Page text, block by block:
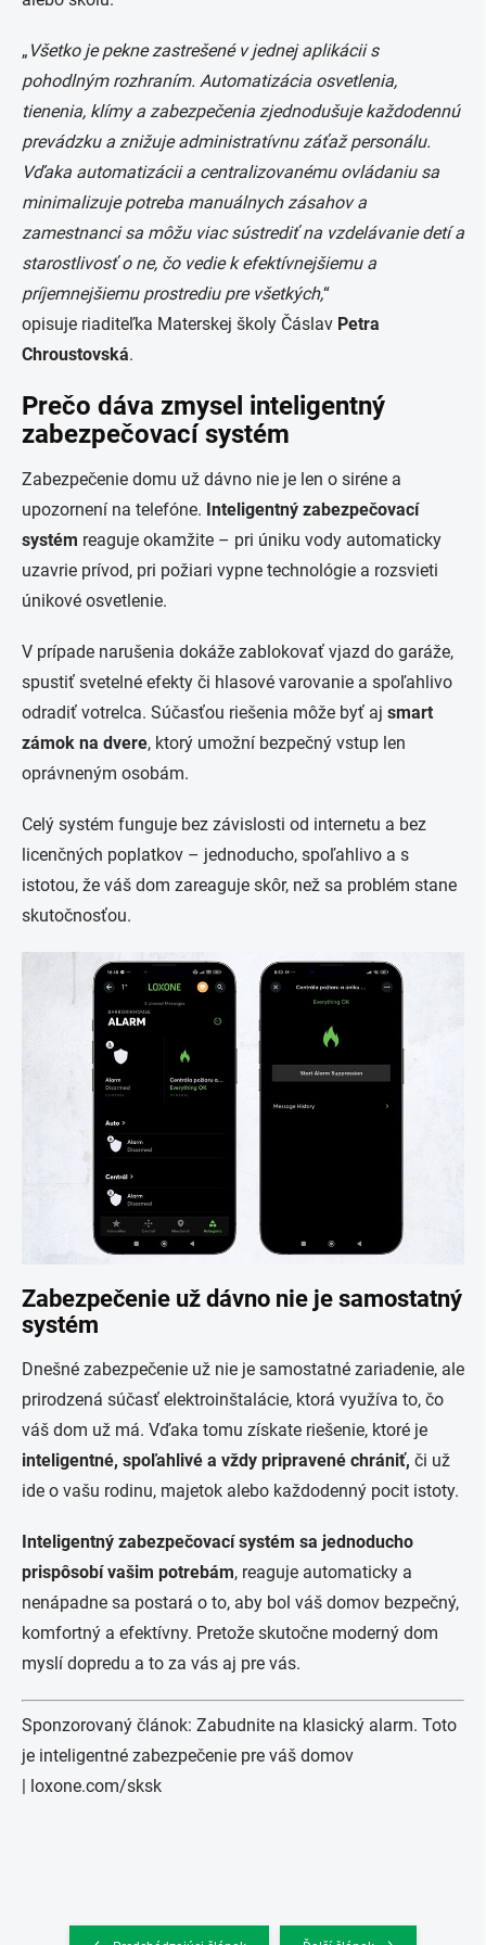
„ Všetko je pekne zastrešené v jednej aplikácii s
pohodlným rozhraním. Automatizácia osvetlenia,
tienenia, klímy a zabezpečenia zjednodušuje každodennú
prevádzku a znižuje administratívnu záťaž personálu.
Vďaka automatizácii a centralizovanému ovládaniu sa
minimalizuje potreba manuálnych zásahov a
zamestnanci sa môžu viac sústrediť na vzdelávanie detí a
starostlivosť o ne, čo vedie k efektívnejšiemu a
príjemnejšiemu prostrediu pre všetkých,“
opisuje riaditeľka Materskej školy Čáslav Petra
Chroustovská.
Prečo dáva zmysel inteligentný
zabezpečovací systém
Zabezpečenie domu už dávno nie je len o siréne a
upozornení na telefóne. Inteligentný zabezpečovací
systém reaguje okamžite – pri úniku vody automaticky
uzavrie prívod, pri požiari vypne technológie a rozsvieti
únikové osvetlenie.
V prípade narušenia dokáže zablokovať vjazd do garáže,
spustiť svetelné efekty či hlasové varovanie a spoľahlivo
odradiť votrelca. Súčasťou riešenia môže byť aj smart
zámok na dvere, ktorý umožní bezpečný vstup len
oprávneným osobám.
Celý systém funguje bez závislosti od internetu a bez
licenčných poplatkov – jednoducho, spoľahlivo a s
istotou, že váš dom zareaguje skôr, než sa problém stane
skutočnosťou.
Zabezpečenie už dávno nie je samostatný
systém
Dnešné zabezpečenie už nie je samostatné zariadenie, ale
prirodzená súčasť elektroinštalácie, ktorá využíva to, čo
váš dom už má. Vďaka tomu získate riešenie, ktoré je
inteligentné, spoľahlivé a vždy pripravené chrániť, či už
ide o vašu rodinu, majetok alebo každodenný pocit istoty.
Inteligentný zabezpečovací systém sa jednoducho
prispôsobí vašim potrebám, reaguje automaticky a
nenápadne sa postará o to, aby bol váš domov bezpečný,
komfortný a efektívny. Pretože skutočne moderný dom
myslí dopredu a to za vás aj pre vás.
Sponzorovaný článok: Zabudnite na klasický alarm. Toto
je inteligentné zabezpečenie pre váš domov
| loxone.com/sksk